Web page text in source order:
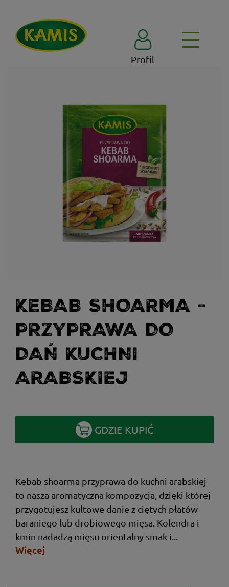
Profil
KEBAB SHOARMA -
PRZYPRAWA DO
DAŃ KUCHNI
ARABSKIEJ
GDZIE KUPIĆ
Kebab shoarma przyprawa do kuchni arabskiej
to nasza aromatyczna kompozycja, dzięki której
przygotujesz kultowe danie z ciętych płatów
baraniego lub drobiowego mięsa. Kolendra i
kmin nadadzą mięsu orientalny smak i...
Więcej